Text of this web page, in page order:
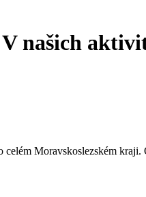
našich
Moravskoslezském